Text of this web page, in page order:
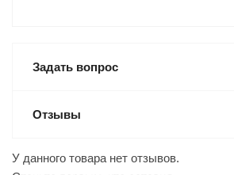
Задать вопрос
Отзывы
У данного товара нет отзывов.